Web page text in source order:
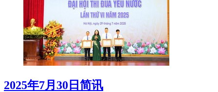
2025年7月30日简讯